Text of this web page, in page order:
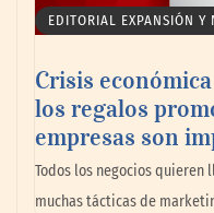
La
planear viajes en
EDITORIAL EXPANSIÓN Y
Crisis
los regalos
empresas son
Todos los negocios quieren
muchas tácticas de